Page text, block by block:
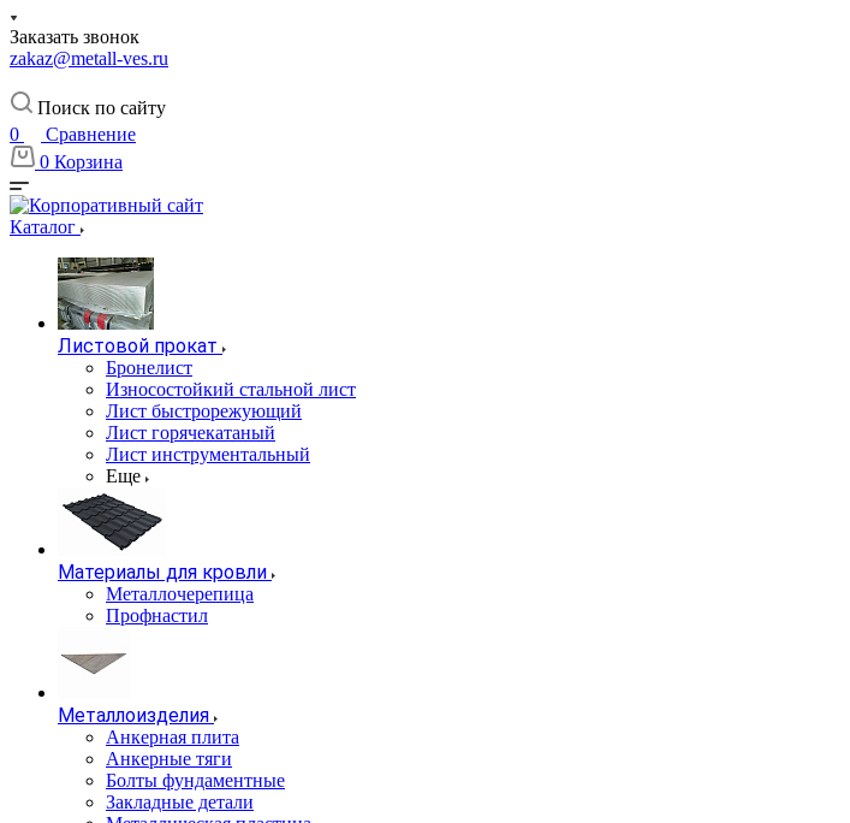
Заказать звонок
zakaz@metall-ves.ru
Поиск по сайту
0
Сравнение
0 Корзина
Каталог
Листовой прокат
Бронелист
Износостойкий стальной лист
Лист быстрорежующий
Лист горячекатаный
Лист инструментальный
Еще
Материалы для кровли
Металлочерепица
Профнастил
Металлоизделия
Анкерная плита
Анкерные тяги
Болты фундаментные
Закладные детали